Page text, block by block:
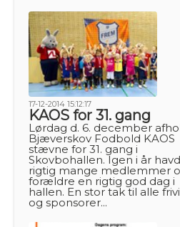
17-12-2014 15:12:17
KAOS for 31. gang
Lørdag d. 6. december
Bjæverskov Fodbold KAOS
stævne for 31. gang i
Skovbohallen. Igen i år
rigtig mange medlemmer
forældre en rigtig god dag i
hallen. En stor tak til alle
og sponsorer...